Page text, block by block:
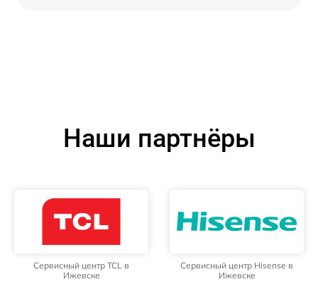
Наши партнёры
Сервисный центр TCL в
Ижевске
Сервисный центр Hisense в
Ижевске